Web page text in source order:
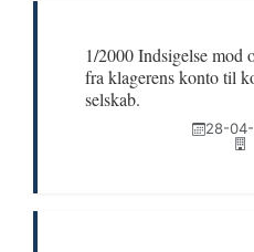
1/2000 Indsigelse mod
fra klagerens konto til
selskab.
28-